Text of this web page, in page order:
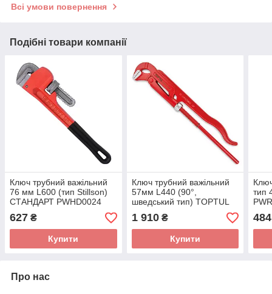
Всі умови повернення
Подібні товари компанії
Ключ трубний важільний
76 мм L600 (тип Stillson)
СТАНДАРТ PWHD0024
627 ₴
Купити
Ключ трубний важільний
57мм L440 (90°,
шведський тип) TOPTUL
DDAF1A48
1 910₴
Купити
тип
484
Про нас